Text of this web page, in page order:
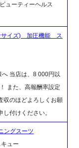
ューティーヘルス
サイズ) 加圧機能 ス
当店は、8 000円以
また、高報酬率設定
収のほどよろしくお願
付けください。
ングスーツ
ュー